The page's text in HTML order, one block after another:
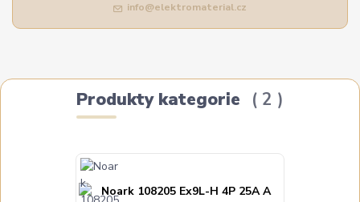
info@elektromaterial.cz
Produkty kategorie 2